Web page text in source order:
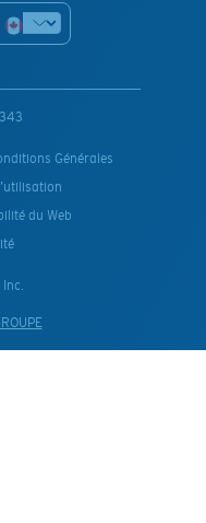
Générales
du Web